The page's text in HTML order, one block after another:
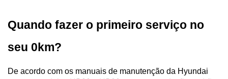
Quando fazer o primeiro serviço no
seu 0km?
De acordo com os manuais de manutenção da Hyundai